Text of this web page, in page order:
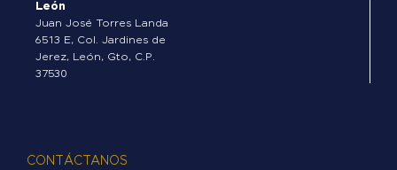
León
Juan José Torres Landa
6513 E, Col. Jardines de
Jerez, León, Gto, C.P.
37530
CONTÁCTANOS